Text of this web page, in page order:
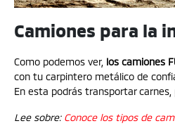
Camiones para la
Como podemos ver, los camiones
con tu carpintero metálico de
En esta podrás transportar
Lee sobre: Conoce los tipos de